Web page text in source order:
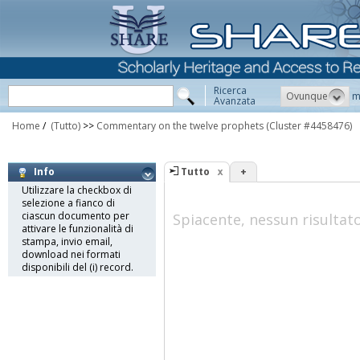
Ricerca
Avanzata Ovunque
Home / (Tutto) >> Commentary on the twelve prophets (Cluster #4458476)
Info
Utilizzare la checkbox di
selezione a fianco di
ciascun documento per
attivare le funzionalità di
stampa, invio email,
download nei formati
disponibili del (i) record.
Tutto +
Spiacente, nessun